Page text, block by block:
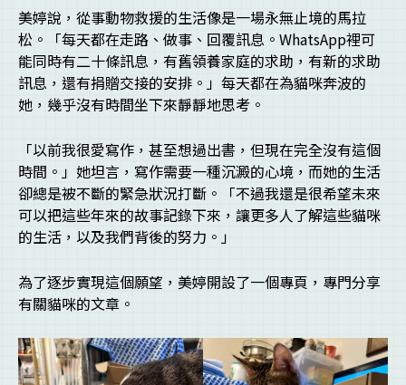
美婷說，從事動物救援的生活像是一場永無止境的馬拉
松。「每天都在走路、做事、回覆訊息。WhatsApp裡可
能同時有二十條訊息，有舊領養家庭的求助，有新的求助
訊息，還有捐贈交接的安排。」每天都在為貓咪奔波的
她，幾乎沒有時間坐下來靜靜地思考。
「以前我很愛寫作，甚至想過出書，但現在完全沒有這個
時間。」她坦言，寫作需要一種沉澱的心境，而她的生活
卻總是被不斷的緊急狀況打斷。「不過我還是很希望未來
可以把這些年來的故事記錄下來，讓更多人了解這些貓咪
的生活，以及我們背後的努力。」
為了逐步實現這個願望，美婷開設了一個專頁，專門分享
有關貓咪的文章。